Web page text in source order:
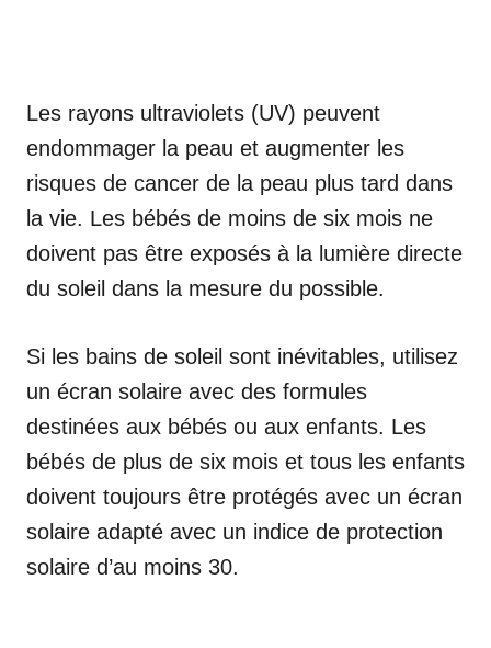
Les rayons ultraviolets (UV) peuvent
endommager la peau et augmenter les
risques de cancer de la peau plus tard dans
la vie. Les bébés de moins de six mois ne
doivent pas être exposés à la lumière directe
du soleil dans la mesure du possible.
Si les bains de soleil sont inévitables, utilisez
un écran solaire avec des formules
destinées aux bébés ou aux enfants. Les
bébés de plus de six mois et tous les enfants
doivent toujours être protégés avec un écran
solaire adapté avec un indice de protection
solaire d’au moins 30.